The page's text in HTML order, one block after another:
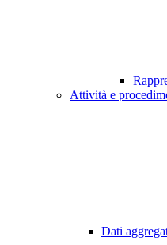
Attività e
Dati